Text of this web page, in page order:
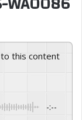
to this content
-:--